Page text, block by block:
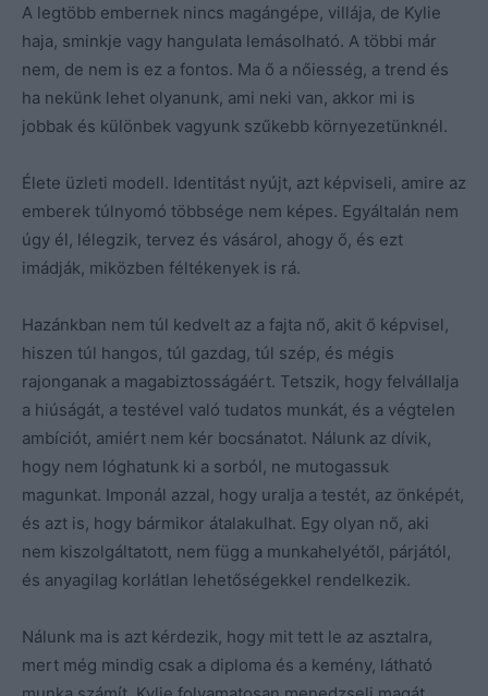
A legtöbb embernek nincs magángépe, villája, de Kylie
haja, sminkje vagy hangulata lemásolható. A többi már
nem, de nem is ez a fontos. Ma ő a nőiesség, a trend és
ha nekünk lehet olyanunk, ami neki van, akkor mi is
jobbak és különbek vagyunk szűkebb környezetünknél.
Élete üzleti modell. Identitást nyújt, azt képviseli, amire az
emberek túlnyomó többsége nem képes. Egyáltalán nem
úgy él, lélegzik, tervez és vásárol, ahogy ő, és ezt
imádják, miközben féltékenyek is rá.
Hazánkban nem túl kedvelt az a fajta nő, akit ő képvisel,
hiszen túl hangos, túl gazdag, túl szép, és mégis
rajonganak a magabiztosságáért. Tetszik, hogy felvállalja
a hiúságát, a testével való tudatos munkát, és a végtelen
ambíciót, amiért nem kér bocsánatot. Nálunk az dívik,
hogy nem lóghatunk ki a sorból, ne mutogassuk
magunkat. Imponál azzal, hogy uralja a testét, az önképét,
és azt is, hogy bármikor átalakulhat. Egy olyan nő, aki
nem kiszolgáltatott, nem függ a munkahelyétől, párjától,
és anyagilag korlátlan lehetőségekkel rendelkezik.
Nálunk ma is azt kérdezik, hogy mit tett le az asztalra,
mert még mindig csak a diploma és a kemény, látható